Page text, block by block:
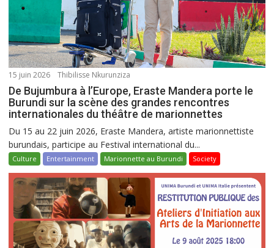
15 juin 2026 Thibilisse Nkurunziza
De Bujumbura à l’Europe, Eraste Mandera porte le
Burundi sur la scène des grandes rencontres
internationales du théâtre de marionnettes
Du 15 au 22 juin 2026, Eraste Mandera, artiste marionnettiste
burundais, participe au Festival international du...
Culture Entertainment Marionnette au Burundi Society